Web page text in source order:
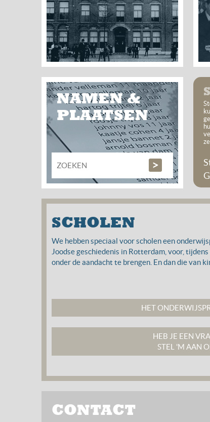
NAMEN &
PLAATSEN
SCHOLEN
We hebben speciaal voor scholen een
Joodse geschiedenis in Rotterdam, voor,
onder de aandacht te brengen. En dan die van
HET
HEB JE EEN
STEL 'M AAN
CONTACT